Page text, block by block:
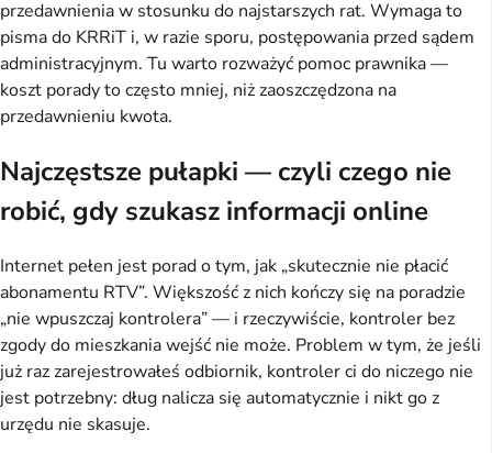
przedawnienia w stosunku do najstarszych rat. Wymaga to
pisma do KRRiT i, w razie sporu, postępowania przed sądem
administracyjnym. Tu warto rozważyć pomoc prawnika —
koszt porady to często mniej, niż zaoszczędzona na
przedawnieniu kwota.
Najczęstsze pułapki — czyli czego nie
robić, gdy szukasz informacji online
Internet pełen jest porad o tym, jak „skutecznie nie płacić
abonamentu RTV”. Większość z nich kończy się na poradzie
„nie wpuszczaj kontrolera” — i rzeczywiście, kontroler bez
zgody do mieszkania wejść nie może. Problem w tym, że jeśli
już raz zarejestrowałeś odbiornik, kontroler ci do niczego nie
jest potrzebny: dług nalicza się automatycznie i nikt go z
urzędu nie skasuje.